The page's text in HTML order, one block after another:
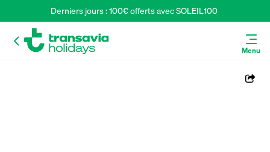
Derniers jours : 100€ offerts avec SOLEIL100
Menu